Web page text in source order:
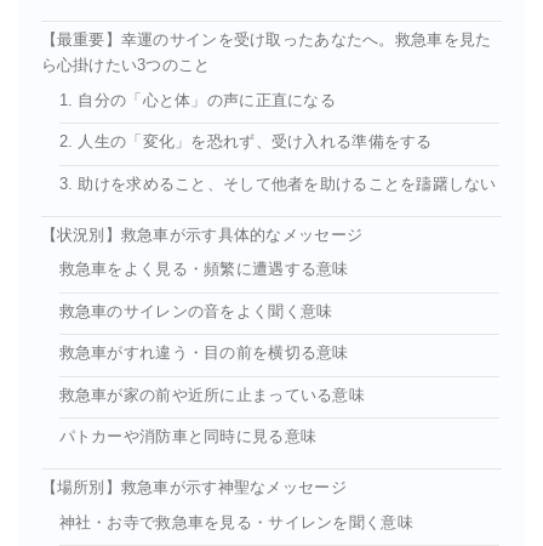
【最重要】幸運のサインを受け取ったあなたへ。救急車を見た
ら心掛けたい3つのこと
1. 自分の「心と体」の声に正直になる
2. 人生の「変化」を恐れず、受け入れる準備をする
3. 助けを求めること、そして他者を助けることを躊躇しない
【状況別】救急車が示す具体的なメッセージ
救急車をよく見る・頻繁に遭遇する意味
救急車のサイレンの音をよく聞く意味
救急車がすれ違う・目の前を横切る意味
救急車が家の前や近所に止まっている意味
パトカーや消防車と同時に見る意味
【場所別】救急車が示す神聖なメッセージ
神社・お寺で救急車を見る・サイレンを聞く意味